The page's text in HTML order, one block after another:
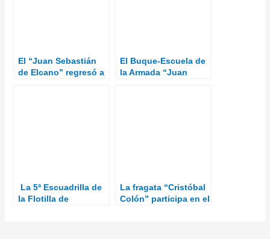
El “Juan Sebastián
de Elcano” regresó a
El Buque-Escuela de
la Armada “Juan
La 5ª Escuadrilla de
la Flotilla de
La fragata “Cristóbal
Colón” participa en el